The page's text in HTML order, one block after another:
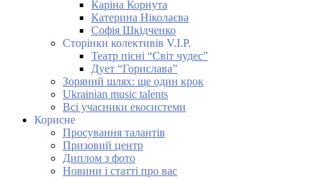
Каріна Корнута
Катерина Ніколаєва
Софія Шкідченко
Сторінки колективів V.I.P.
Театр пісні “Світ чудес”
Дует “Горислава”
Зоряний шлях: ще один крок
Ukrainian music talents
Всі учасники екосистеми
Корисне
Просування талантів
Призовий центр
Диплом з фото
Новини і статті про вас